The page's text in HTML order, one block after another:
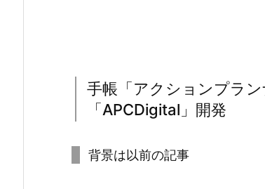
手帳「アクションプラ
「APCDigital」開発
背景は以前の記事